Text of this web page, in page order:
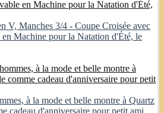
V, Manches 3/4 - Coupe Croisée avec
Machine pour la Natation d'Été, le
à la mode et belle montre à Quartz